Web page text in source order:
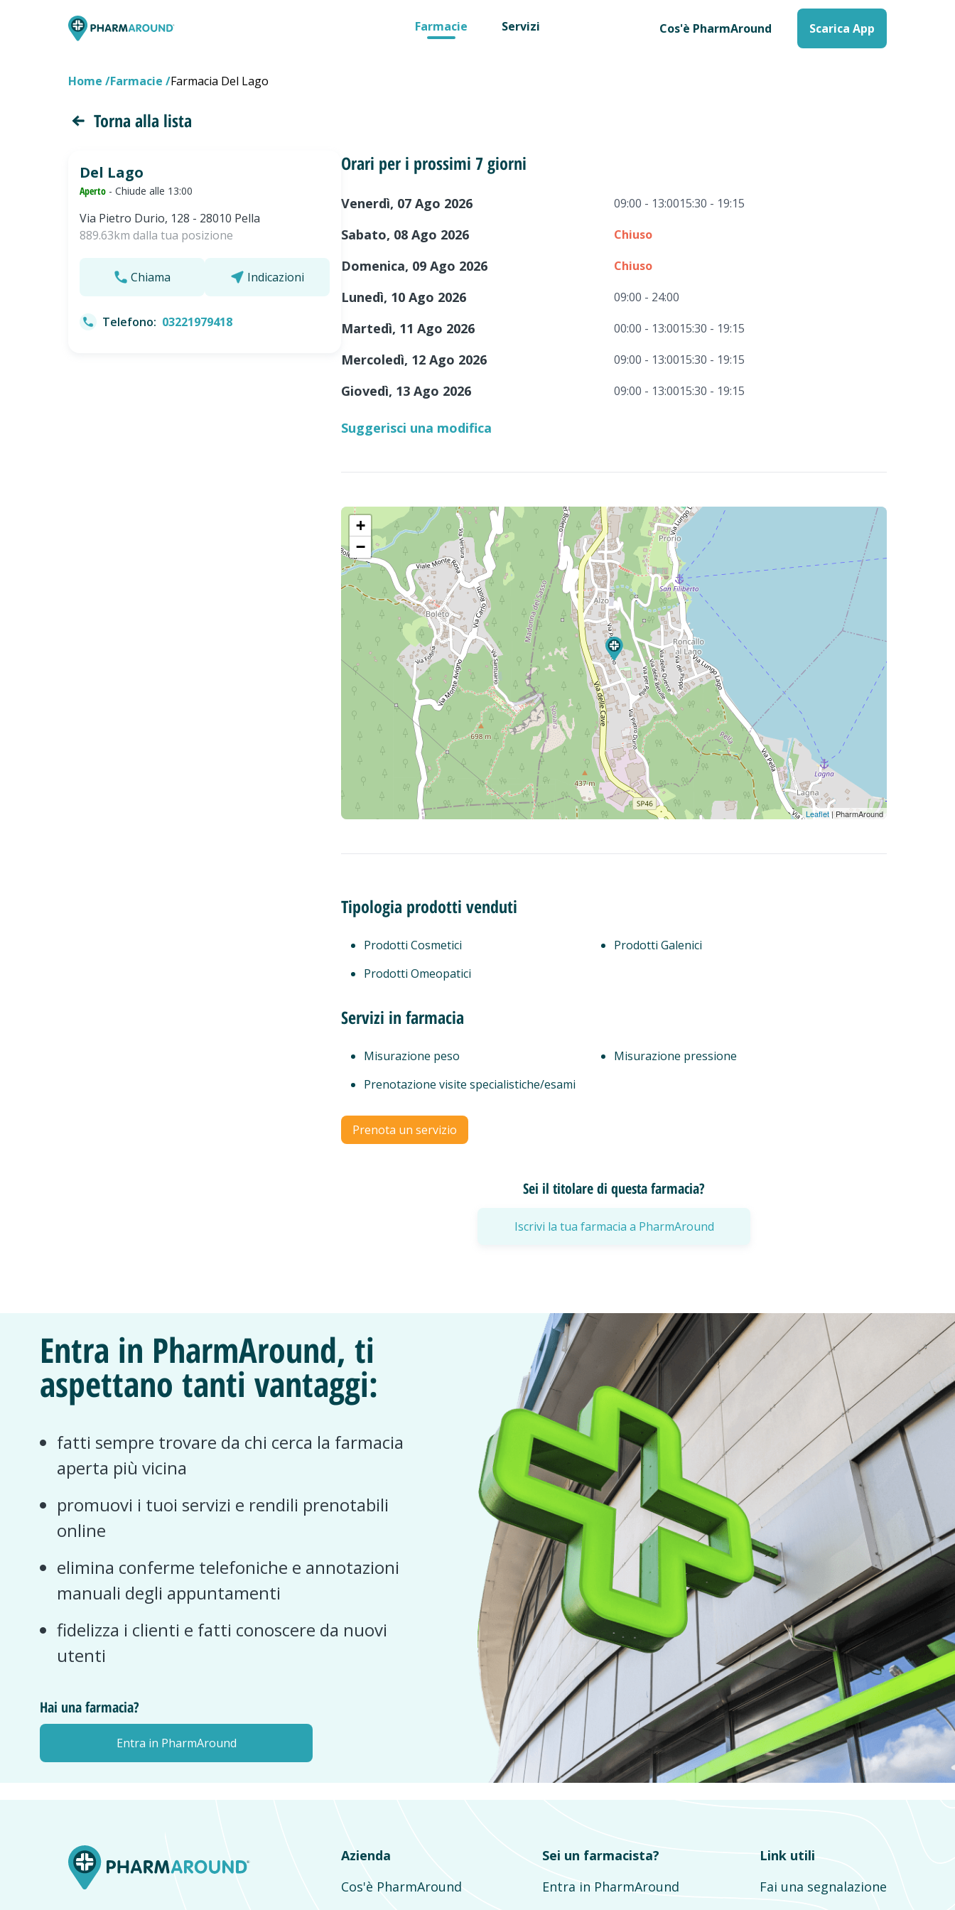
Farmacie Servizi Cos'è PharmAround Scarica App
Home Farmacie Farmacia Del Lago
Torna alla lista
Del Lago
Aperto - Chiude alle 13:00
Via Pietro Durio, 128 - 28010 Pella
889.63km dalla tua posizione
Chiama Indicazioni
Telefono: 03221979418
Orari per i prossimi 7 giorni
Venerdì, 07 Ago 2026 09:00 - 13:0015:30 - 19:15
Sabato, 08 Ago 2026 Chiuso
Domenica, 09 Ago 2026 Chiuso
Lunedì, 10 Ago 2026 09:00 - 24:00
Martedì, 11 Ago 2026 00:00 - 13:0015:30 - 19:15
Mercoledì, 12 Ago 2026 09:00 - 13:0015:30 - 19:15
Giovedì, 13 Ago 2026 09:00 - 13:0015:30 - 19:15
Suggerisci una modifica
+
−
Leaflet| PharmAround
Tipologia prodotti venduti
Prodotti Cosmetici
Prodotti Galenici
Prodotti Omeopatici
Servizi in farmacia
Misurazione peso
Misurazione pressione
Prenotazione visite specialistiche/esami
Prenota un servizio
Sei il titolare di questa farmacia?
Iscrivi la tua farmacia a PharmAround
Entra in PharmAround, ti
aspettano tanti vantaggi:
fatti sempre trovare da chi cerca la farmacia
aperta più vicina
promuovi i tuoi servizi e rendili prenotabili
online
elimina conferme telefoniche e annotazioni
manuali degli appuntamenti
fidelizza i clienti e fatti conoscere da nuovi
utenti
Hai una farmacia?
Entra in PharmAround
Azienda
Cos'è PharmAround
Sei un farmacista?
Entra in PharmAround
Link utili
Fai una segnalazione